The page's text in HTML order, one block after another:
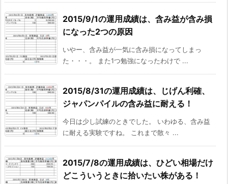
2015/9/1の運用成績は、含み益が含み損
になった2つの原因
いやー、含み益が一気に含み損になってしまっ
た・・・。 また1つ勉強になったわけで ...
2015/8/31の運用成績は、じげん利確、
ジャパンパイルの含み益に耐える！
今日は少し試練のときでした。 いわゆる、含み益
に耐える実験ですね。 これまで散々 ...
2015/7/8の運用成績は、ひどい相場だけ
どこういうときに拾いたい株がある！